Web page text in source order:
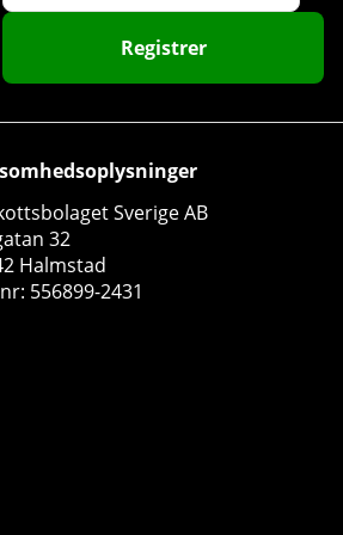
Registrer
Sverige AB
32
Halmstad
556899-2431